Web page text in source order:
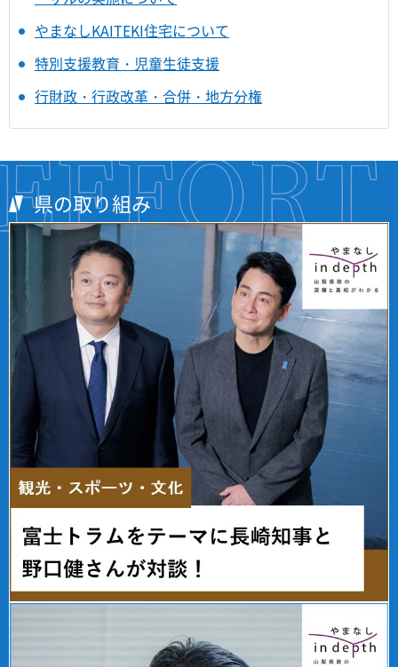
やまなしKAITEKI住宅について
特別支援教育・児童生徒支援
行財政・行政改革・合併・地方分権
県の取り組み